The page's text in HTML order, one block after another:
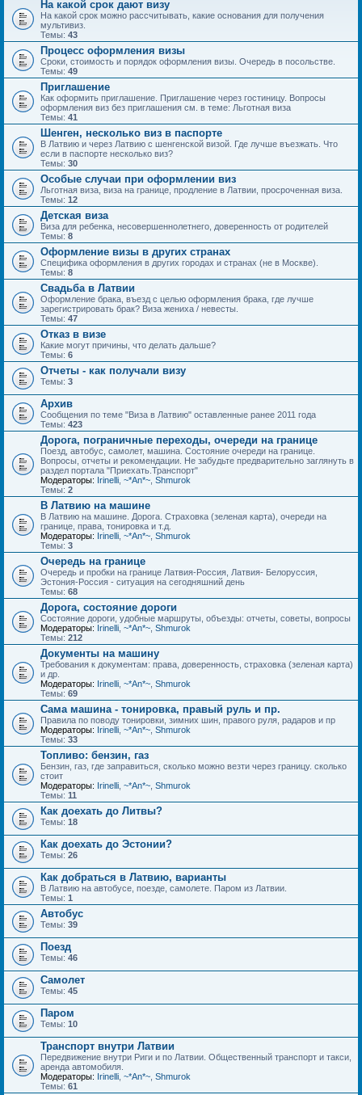
На какой срок дают визу
На какой срок можно рассчитывать, какие основания для получения
мультивиз.
Темы: 43
Процесс оформления визы
Сроки, стоимость и порядок оформления визы. Очередь в посольстве.
Темы: 49
Приглашение
Как оформить приглашение. Приглашение через гостиницу. Вопросы
оформления виз без приглашения см. в теме: Льготная виза
Темы: 41
Шенген, несколько виз в паспорте
В Латвию и через Латвию с шенгенской визой. Где лучше въезжать. Что
если в паспорте несколько виз?
Темы: 30
Особые случаи при оформлении виз
Льготная виза, виза на границе, продление в Латвии, просроченная виза.
Темы: 12
Детская виза
Виза для ребенка, несовершеннолетнего, доверенность от родителей
Темы: 8
Оформление визы в других странах
Специфика оформления в других городах и странах (не в Москве).
Темы: 8
Свадьба в Латвии
Оформление брака, въезд с целью оформления брака, где лучше
зарегистрировать брак? Виза жениха / невесты.
Темы: 47
Отказ в визе
Какие могут причины, что делать дальше?
Темы: 6
Отчеты - как получали визу
Темы: 3
Архив
Сообщения по теме "Виза в Латвию" оставленные ранее 2011 года
Темы: 423
Дорога, пограничные переходы, очереди на границе
Поезд, автобус, самолет, машина. Состояние очереди на границе.
Вопросы, отчеты и рекомендации. Не забудьте предварительно заглянуть в
раздел портала "Приехать.Транспорт"
Модераторы: Irinelli ~*An*~ Shmurok
Темы: 2
В Латвию на машине
В Латвию на машине. Дорога. Страховка (зеленая карта), очереди на
границе, права, тонировка и т.д.
Модераторы: Irinelli ~*An*~ Shmurok
Темы: 3
Очередь на границе
Очередь и пробки на границе Латвия-Россия, Латвия- Белоруссия,
Эстония-Россия - ситуация на сегодняшний день
Темы: 68
Дорога, состояние дороги
Состояние дороги, удобные маршруты, объезды: отчеты, советы, вопросы
Модераторы: Irinelli ~*An*~ Shmurok
Темы: 212
Документы на машину
Требования к документам: права, доверенность, страховка (зеленая карта)
и др.
Модераторы: Irinelli ~*An*~ Shmurok
Темы: 69
Сама машина - тонировка, правый руль и пр.
Правила по поводу тонировки, зимних шин, правого руля, радаров и пр
Модераторы: Irinelli ~*An*~ Shmurok
Темы: 33
Топливо: бензин, газ
Бензин, газ, где заправиться, сколько можно везти через границу. сколько
стоит
Модераторы: Irinelli ~*An*~ Shmurok
Темы: 11
Как доехать до Литвы?
Темы: 18
Как доехать до Эстонии?
Темы: 26
Как добраться в Латвию, варианты
В Латвию на автобусе, поезде, самолете. Паром из Латвии.
Темы: 1
Автобус
Темы: 39
Поезд
Темы: 46
Самолет
Темы: 45
Паром
Темы: 10
Транспорт внутри Латвии
Передвижение внутри Риги и по Латвии. Общественный транспорт и такси,
аренда автомобиля.
Модераторы: Irinelli ~*An*~ Shmurok
Темы: 61